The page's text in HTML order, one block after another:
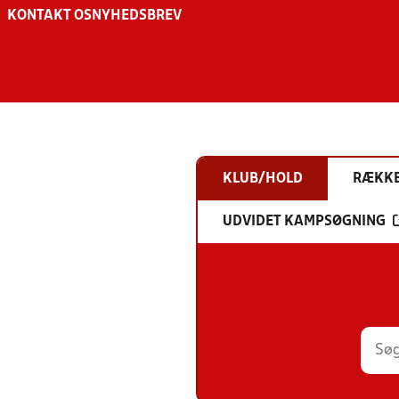
KONTAKT OS NYHEDSBREV
KLUB/HOLD
UDVIDET KAMPSØGNING